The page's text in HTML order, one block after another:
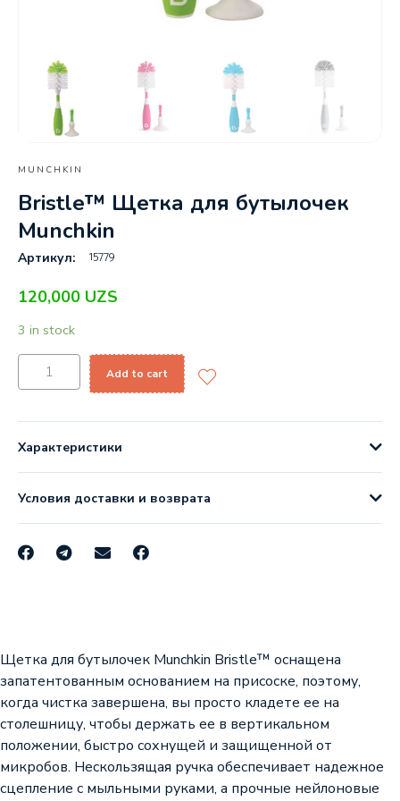
MUNCHKIN
Bristle™ Щетка для бутылочек
Munchkin
Артикул: 15779
120,000 UZS
3 in stock
Add to cart
Характеристики
Условия доставки и возврата
Щетка для бутылочек Munchkin Bristle™ оснащена
запатентованным основанием на присоске, поэтому,
когда чистка завершена, вы просто кладете ее на
столешницу, чтобы держать ее в вертикальном
положении, быстро сохнущей и защищенной от
микробов. Нескользящая ручка обеспечивает надежное
сцепление с мыльными руками, а прочные нейлоновые